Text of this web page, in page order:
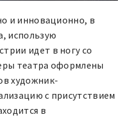
и инновационно, в
использую
идет в ногу со
театра оформлены
художник-
с присутствием
в